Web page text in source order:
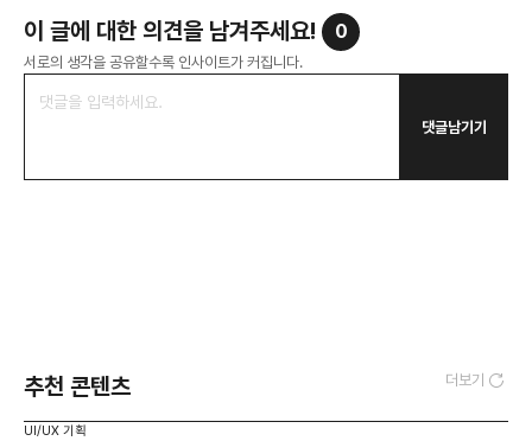
이 글에 대한 의견을 남겨주세요! 0
서로의 생각을 공유할수록 인사이트가 커집니다.
댓글남기기
추천 콘텐츠 더보기
UI/UX 기획